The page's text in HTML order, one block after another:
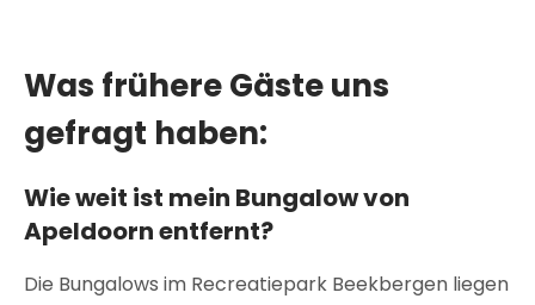
Was frühere Gäste uns
gefragt haben:
Wie weit ist mein Bungalow von
Apeldoorn entfernt?
Die Bungalows im Recreatiepark Beekbergen liegen